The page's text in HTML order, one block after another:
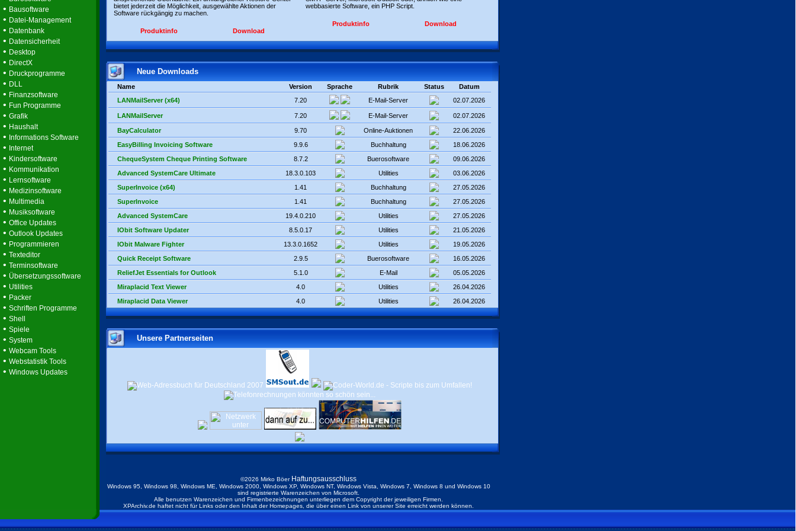
• Bausoftware
• Datei-Management
• Datenbank
• Datensicherheit
• Desktop
• DirectX
• Druckprogramme
• DLL
• Finanzsoftware
• Fun Programme
• Grafik
• Haushalt
• Informations Software
• Internet
• Kindersoftware
• Kommunikation
• Lernsoftware
• Medizinsoftware
• Multimedia
• Musiksoftware
• Office Updates
• Outlook Updates
• Programmieren
• Texteditor
• Terminsoftware
• Übersetzungssoftware
• Utilities
• Packer
• Schriften Programme
• Shell
• Spiele
• System
• Webcam Tools
• Webstatistik Tools
• Windows Updates
bietet jederzeit die Möglichkeit, ausgewählte Aktionen der
Software rückgängig zu machen.
Produktinfo Download
webbasierte Software, ein PHP Script.
Produktinfo Download
Neue Downloads
Name Version Sprache Rubrik Status
Datum
LANMailServer (x64)
7.20 E-Mail-Server 02.07.2026
LANMailServer 7.20 E-Mail-Server 02.07.2026
BayCalculator 9.70 Online-Auktionen
22.06.2026
EasyBilling Invoicing Software
9.9.6 Buchhaltung
18.06.2026
ChequeSystem Cheque Printing Software
8.7.2 Buerosoftware
09.06.2026
Advanced SystemCare Ultimate
18.3.0.103 Utilities
03.06.2026
SuperInvoice (x64)
1.41 Buchhaltung
27.05.2026
SuperInvoice
1.41 Buchhaltung
27.05.2026
Advanced SystemCare
19.4.0.210 Utilities
27.05.2026
IObit Software Updater
8.5.0.17 Utilities
21.05.2026
IObit Malware Fighter
13.3.0.1652 Utilities
19.05.2026
Quick Receipt Software
2.9.5 Buerosoftware
16.05.2026
ReliefJet Essentials for Outlook
5.1.0 E-Mail
05.05.2026
Miraplacid Text Viewer
4.0 Utilities
26.04.2026
Miraplacid Data Viewer
4.0 Utilities 26.04.2026
Unsere Partnerseiten
©2026 Mirko Böer Haftungsausschluss
Windows 95, Windows 98, Windows ME, Windows 2000, Windows XP, Windows NT, Windows Vista, Windows 7, Windows 8 und Windows 10
sind registrierte Warenzeichen von Microsoft.
Alle benutzen Warenzeichen und Firmenbezeichnungen unterliegen dem Copyright der jeweiligen Firmen.
XPArchiv.de haftet nicht für Links oder den Inhalt der Homepages, die über einen Link von unserer Site erreicht werden können.